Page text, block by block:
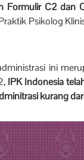
Formulir C2 dan
Psikolog
ini
IPK Indonesia
kurang